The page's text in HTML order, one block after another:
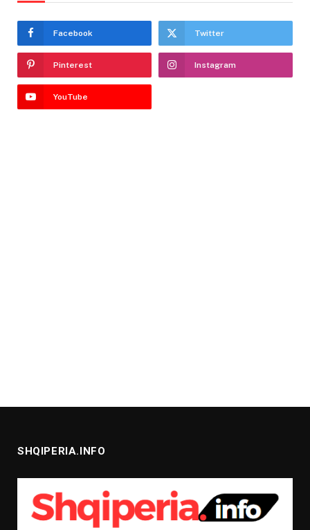
Facebook Twitter
Pinterest Instagram
YouTube
SHQIPERIA.INFO